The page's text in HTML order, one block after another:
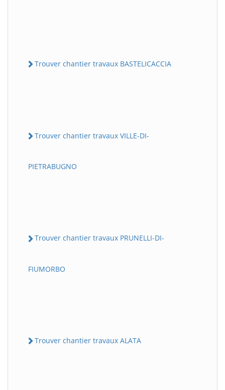
Trouver chantier travaux BASTELICACCIA
Trouver chantier travaux VILLE-DI-
PIETRABUGNO
Trouver chantier travaux PRUNELLI-DI-
FIUMORBO
Trouver chantier travaux ALATA